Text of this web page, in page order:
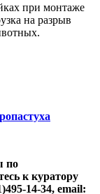
при монтаже
на разрыв
по
к куратору
14-34, email: